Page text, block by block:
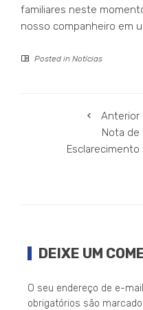
familiares neste
nosso companheiro em
Posted in Notícias
Anterior
Nota de
Esclarecimento
DEIXE UM
O seu endereço de e-
obrigatórios são